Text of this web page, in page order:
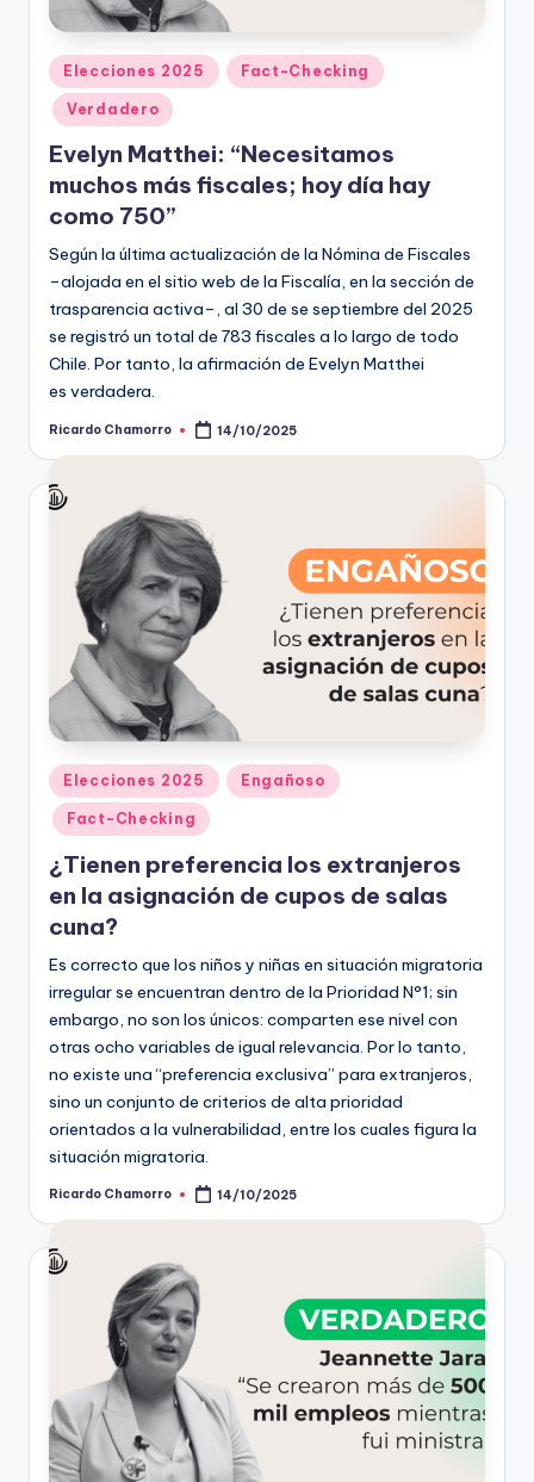
Publicado
en
Elecciones 2025 Fact-Checking
Verdadero
Evelyn Matthei: “Necesitamos
muchos más fiscales; hoy día hay
como 750”
Según la última actualización de la Nómina de Fiscales
–alojada en el sitio web de la Fiscalía, en la sección de
trasparencia activa–, al 30 de se septiembre del 2025
se registró un total de 783 fiscales a lo largo de todo
Chile. Por tanto, la afirmación de Evelyn Matthei
es verdadera.
Publicado
Ricardo Chamorro 14/10/2025
Publicado
en
Elecciones 2025 Engañoso
Fact-Checking
¿Tienen preferencia los extranjeros
en la asignación de cupos de salas
cuna?
Es correcto que los niños y niñas en situación migratoria
irregular se encuentran dentro de la Prioridad N°1; sin
embargo, no son los únicos: comparten ese nivel con
otras ocho variables de igual relevancia. Por lo tanto,
no existe una “preferencia exclusiva” para extranjeros,
sino un conjunto de criterios de alta prioridad
orientados a la vulnerabilidad, entre los cuales figura la
situación migratoria.
Publicado
Ricardo Chamorro 14/10/2025